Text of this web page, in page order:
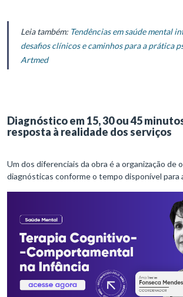
Leia também: Tendências em saúde mental
desafios clínicos e caminhos para a prática
Artmed
Diagnóstico em 15, 30 ou 45
resposta à realidade dos serviços
Um dos diferenciais da obra é a organização de
diagnósticas conforme o tempo disponível